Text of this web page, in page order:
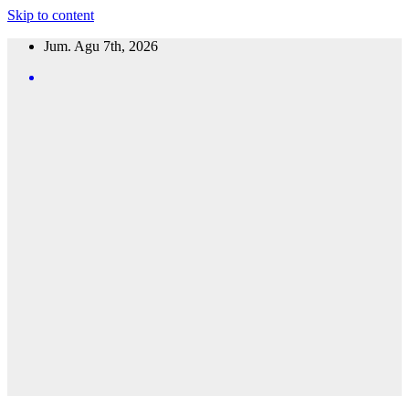
Skip to content
Jum. Agu 7th, 2026